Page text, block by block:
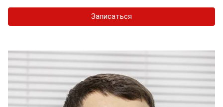
Записаться